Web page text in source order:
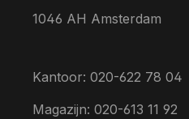
1046 AH Amsterdam
Kantoor: 020-622 78 04
Magazijn: 020-613 11 92